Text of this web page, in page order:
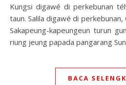
Kungsi digawé di perkebunan
taun. Salila digawé di
Sakapeung-kapeungeun turun
riung jeung papada pangarang
BACA